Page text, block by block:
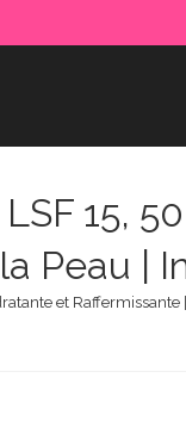
15,
Peau |
et